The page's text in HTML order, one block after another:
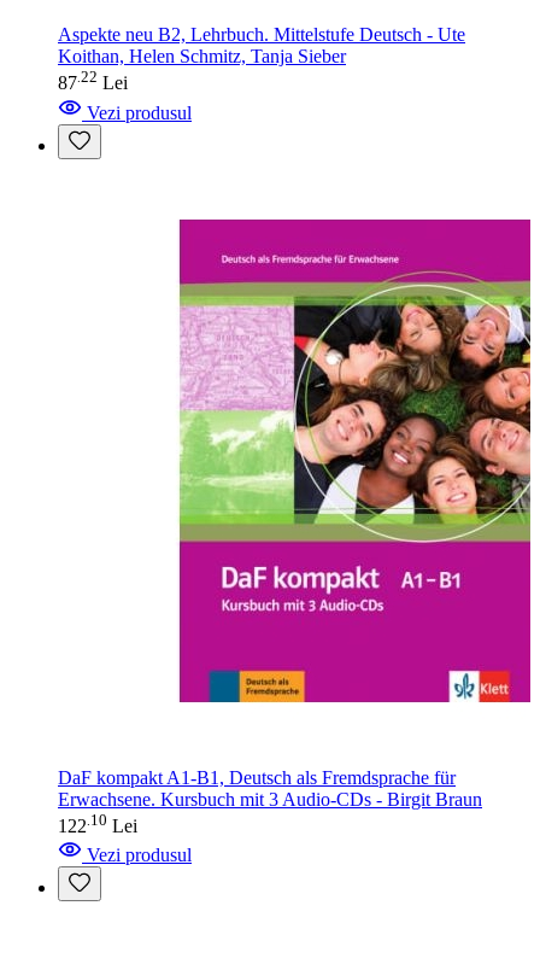
Aspekte neu B2, Lehrbuch. Mittelstufe Deutsch - Ute
Koithan, Helen Schmitz, Tanja Sieber
87 22 Lei
Vezi produsul
DaF kompakt A1-B1, Deutsch als Fremdsprache für
Erwachsene. Kursbuch mit 3 Audio-CDs - Birgit Braun
122 10 Lei
Vezi produsul